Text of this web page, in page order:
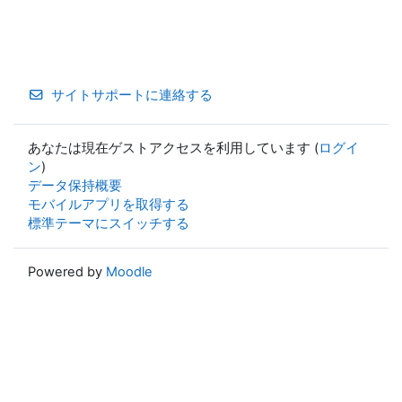
サイトサポートに連絡する
あなたは現在ゲストアクセスを利用しています (ログイ
ン)
データ保持概要
モバイルアプリを取得する
標準テーマにスイッチする
Powered by Moodle